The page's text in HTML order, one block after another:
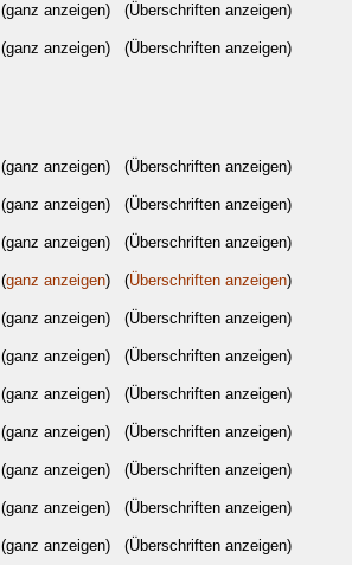
(ganz anzeigen) (Überschriften anzeigen)
(ganz anzeigen) (Überschriften anzeigen)
(ganz anzeigen) (Überschriften anzeigen)
(ganz anzeigen) (Überschriften anzeigen)
(ganz anzeigen) (Überschriften anzeigen)
(ganz anzeigen) (Überschriften anzeigen)
(ganz anzeigen) (Überschriften anzeigen)
(ganz anzeigen) (Überschriften anzeigen)
(ganz anzeigen) (Überschriften anzeigen)
(ganz anzeigen) (Überschriften anzeigen)
(ganz anzeigen) (Überschriften anzeigen)
(ganz anzeigen) (Überschriften anzeigen)
(ganz anzeigen) (Überschriften anzeigen)